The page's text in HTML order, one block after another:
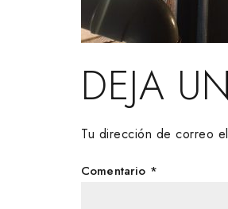
DEJA
Tu dirección de correo
Comentario *